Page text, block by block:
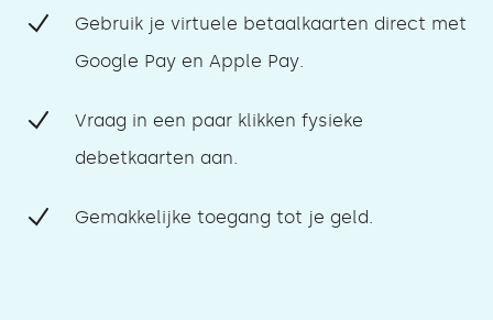
Gebruik je virtuele betaalkaarten direct met
Google Pay en Apple Pay.
Vraag in een paar klikken fysieke
debetkaarten aan.
Gemakkelijke toegang tot je geld.